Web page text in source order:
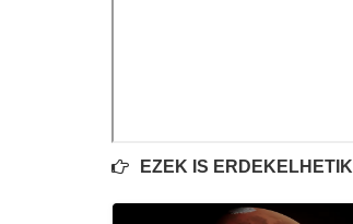
EZEK IS ÉRDEKELHETIK